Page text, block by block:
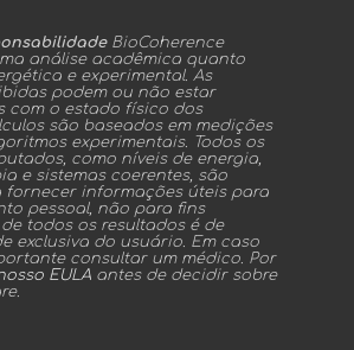
BioCoherence
análise acadêmica quanto
e experimental. As
podem ou não estar
com o estado físico dos
são baseados em medições
experimentais. Todos os
como níveis de energia,
e sistemas coerentes, são
fornecer informações úteis para
pessoal, não para fins
todos os resultados é de
exclusiva do usuário. Em caso
consultar um médico. Por
EULA antes de decidir sobre